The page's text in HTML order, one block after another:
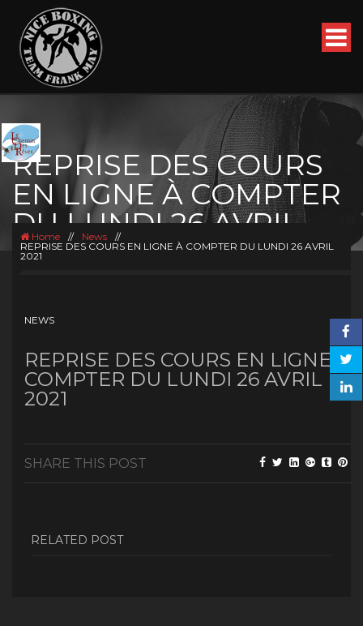
REPRISE DES COURS
EN LIGNE À COMPTER
DU LUNDI 26 AVRIL
2021
Home // News
//
REPRISE DES COURS EN LIGNE À COMPTER DU LUNDI 26 AVRIL
2021
NEWS
REPRISE DES COURS EN LIGNE À
COMPTER DU LUNDI 26 AVRIL
2021
SHARE THIS POST
RELATED POST